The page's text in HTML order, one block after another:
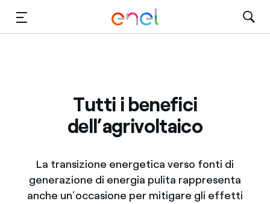
Tutti i benefici
dell’agrivoltaico
La transizione energetica verso fonti di
generazione di energia pulita rappresenta
anche un’occasione per mitigare gli effetti